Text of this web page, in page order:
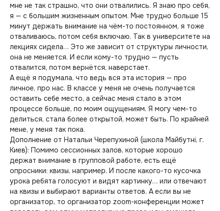
мне не так страшно, что они отвалились. Я знаю про себя,
я — с большим жизненным опытом. Мне трудно больше 15
минут держать внимание на чём-то постоянном, я тоже
отваливаюсь, потом себя включаю. Так в университете на
лекциях сидела… Это же зависит от структуры личности,
она не меняется. И если кому-то трудно — пусть
отвалится, потом вернётся, наверстает.
А ещё я подумала, что ведь вся эта история — про
личное, про нас. В классе у меня не очень получается
оставить себе место, а сейчас меня стало в этом
процессе больше, по моим ощущениям. Я могу чем-то
делиться, стала более открытой, может быть. По крайней
мене, у меня так пока.
Дополнение от Натальи Черепухиной (школа Майбутнi, г.
Киев): Помимо сессионных залов, которые хорошо
держат внимание в групповой работе, есть ещё
опросники: квизы, например. И после какого-то кусочка
урока ребята голосуют и видят картинку… или отвечают
на квизы и выбирают варианты ответов. А если вы не
организатор, то организатор zoom-конференции может